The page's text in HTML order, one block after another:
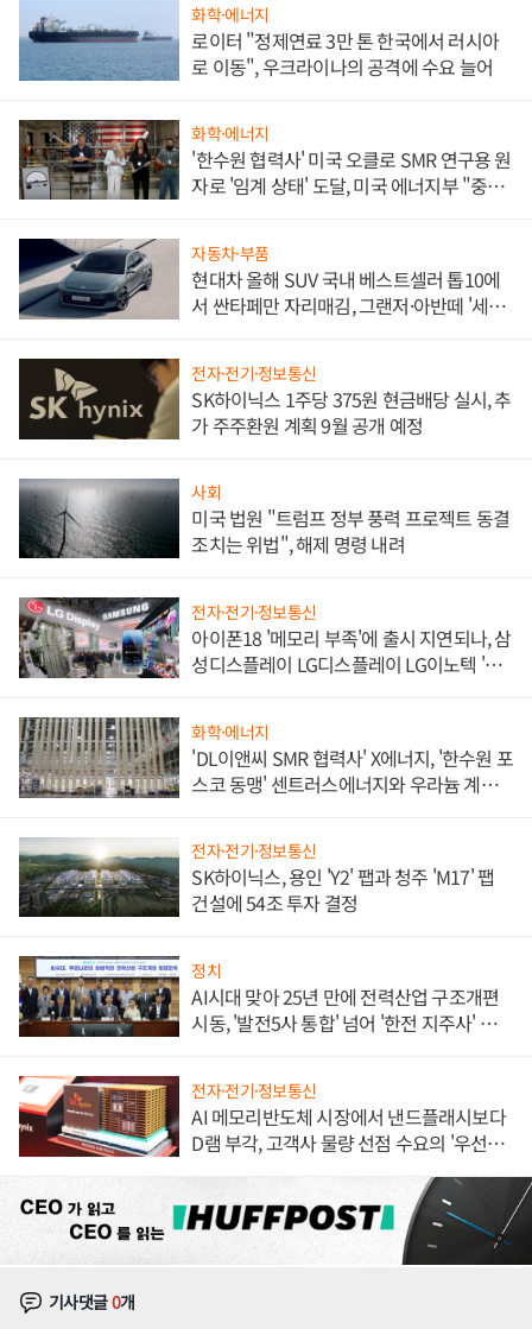
화학·에너지
로이터 "정제연료 3만 톤 한국에서 러시아
로 이동", 우크라이나의 공격에 수요 늘어
화학·에너지
'한수원 협력사' 미국 오클로 SMR 연구용 원
자로 '임계 상태' 도달, 미국 에너지부 "중요
자동차·부품
현대차 올해 SUV 국내 베스트셀러 톱10에
서 싼타페만 자리매김, 그랜저·아반떼 '세단
전자·전기·정보통신
SK하이닉스 1주당 375원 현금배당 실시, 추
가 주주환원 계획 9월 공개 예정
사회
미국 법원 "트럼프 정부 풍력 프로젝트 동결
조치는 위법", 해제 명령 내려
전자·전기·정보통신
아이폰18 '메모리 부족'에 출시 지연되나, 삼
성디스플레이 LG디스플레이 LG이노텍 '탈
화학·에너지
'DL이앤씨 SMR 협력사' X에너지, '한수원 포
스코 동맹' 센트러스에너지와 우라늄 계약
전자·전기·정보통신
SK하이닉스, 용인 'Y2' 팹과 청주 'M17' 팹
건설에 54조 투자 결정
정치
AI시대 맞아 25년 만에 전력산업 구조개편
시동, '발전5사 통합' 넘어 '한전 지주사' 재편
전자·전기·정보통신
AI 메모리반도체 시장에서 낸드플래시보다
D램 부각, 고객사 물량 선점 수요의 '우선순
기사댓글0개